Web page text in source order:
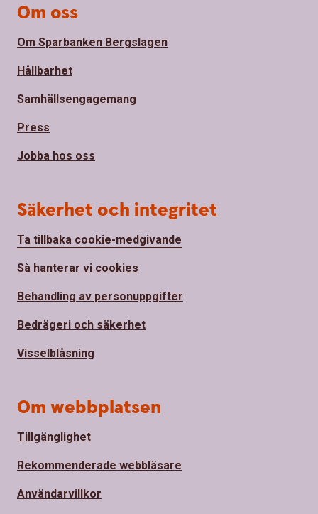
Om oss
Om Sparbanken Bergslagen
Hållbarhet
Samhällsengagemang
Press
Jobba hos oss
Säkerhet och integritet
Ta tillbaka cookie-medgivande
Så hanterar vi cookies
Behandling av personuppgifter
Bedrägeri och säkerhet
Visselblåsning
Om webbplatsen
Tillgänglighet
Rekommenderade webbläsare
Användarvillkor